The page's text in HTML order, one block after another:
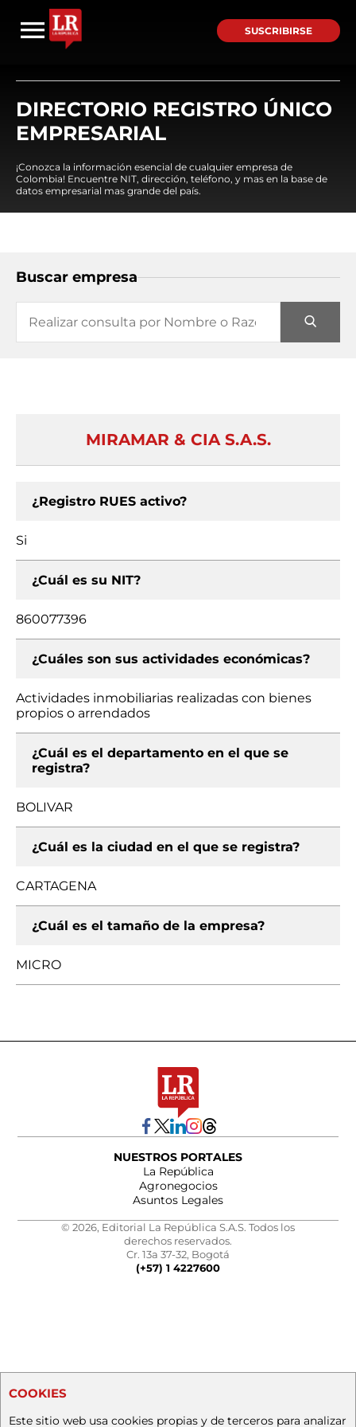
SUSCRIBIRSE
DIRECTORIO REGISTRO ÚNICO
EMPRESARIAL
¡Conozca la información esencial de cualquier empresa de
Colombia! Encuentre NIT, dirección, teléfono, y mas en la base de
datos empresarial mas grande del país.
Buscar empresa
MIRAMAR & CIA S.A.S.
¿Registro RUES activo?
Si
¿Cuál es su NIT?
860077396
¿Cuáles son sus actividades económicas?
Actividades inmobiliarias realizadas con bienes
propios o arrendados
¿Cuál es el departamento en el que se
registra?
BOLIVAR
¿Cuál es la ciudad en el que se registra?
CARTAGENA
¿Cuál es el tamaño de la empresa?
MICRO
NUESTROS PORTALES
La República
Agronegocios
Asuntos Legales
© 2026, Editorial La República S.A.S. Todos los
derechos reservados.
Cr. 13a 37-32, Bogotá
(+57) 1 4227600
COOKIES
Este sitio web usa cookies propias y de terceros para analizar